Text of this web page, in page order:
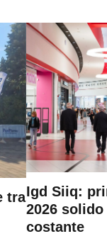
traIgd Siiq:
2026
costante